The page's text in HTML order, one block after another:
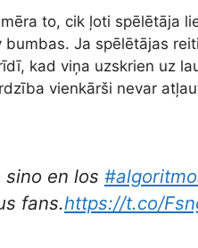
to, cik ļoti spēlētāja
Ja spēlētājas
kad viņa uzskrien uz
vienkārši nevar
en los
fans.https://t.co/